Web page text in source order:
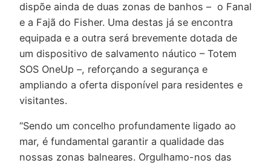
dispõe ainda de duas zonas de banhos – o Fanal
e a Fajã do Fisher. Uma destas já se encontra
equipada e a outra será brevemente dotada de
um dispositivo de salvamento náutico – Totem
SOS OneUp –, reforçando a segurança e
ampliando a oferta disponível para residentes e
visitantes.
“Sendo um concelho profundamente ligado ao
mar, é fundamental garantir a qualidade das
nossas zonas balneares. Orgulhamo-nos das